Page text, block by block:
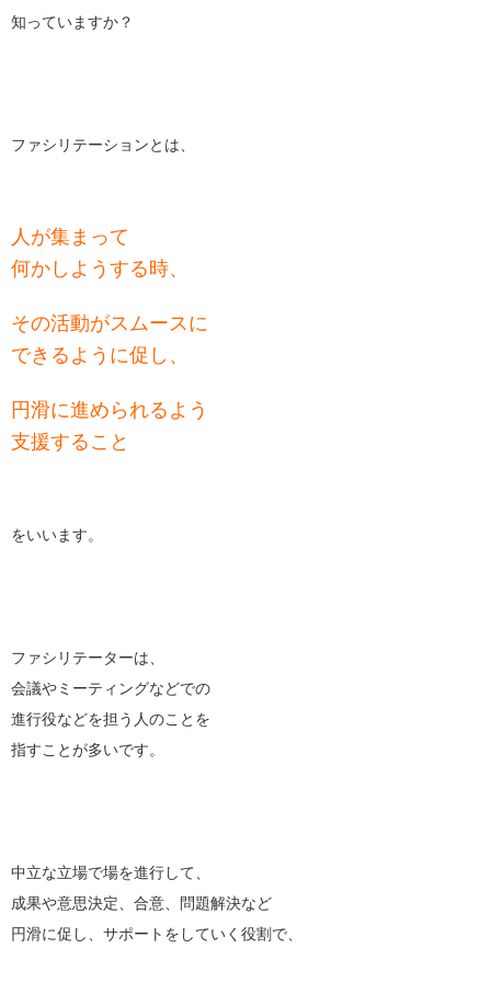
知っていますか？
ファシリテーションとは、
人が集まって
何かしようする時、
その活動がスムースに
できるように促し、
円滑に進められるよう
支援すること
をいいます。
ファシリテーターは、
会議やミーティングなどでの
進行役などを担う人のことを
指すことが多いです。
中立な立場で場を進行して、
成果や意思決定、合意、問題解決など
円滑に促し、サポートをしていく役割で、